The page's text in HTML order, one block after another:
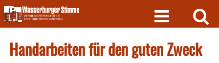
Skip
to
content
Handarbeiten für den guten Zweck